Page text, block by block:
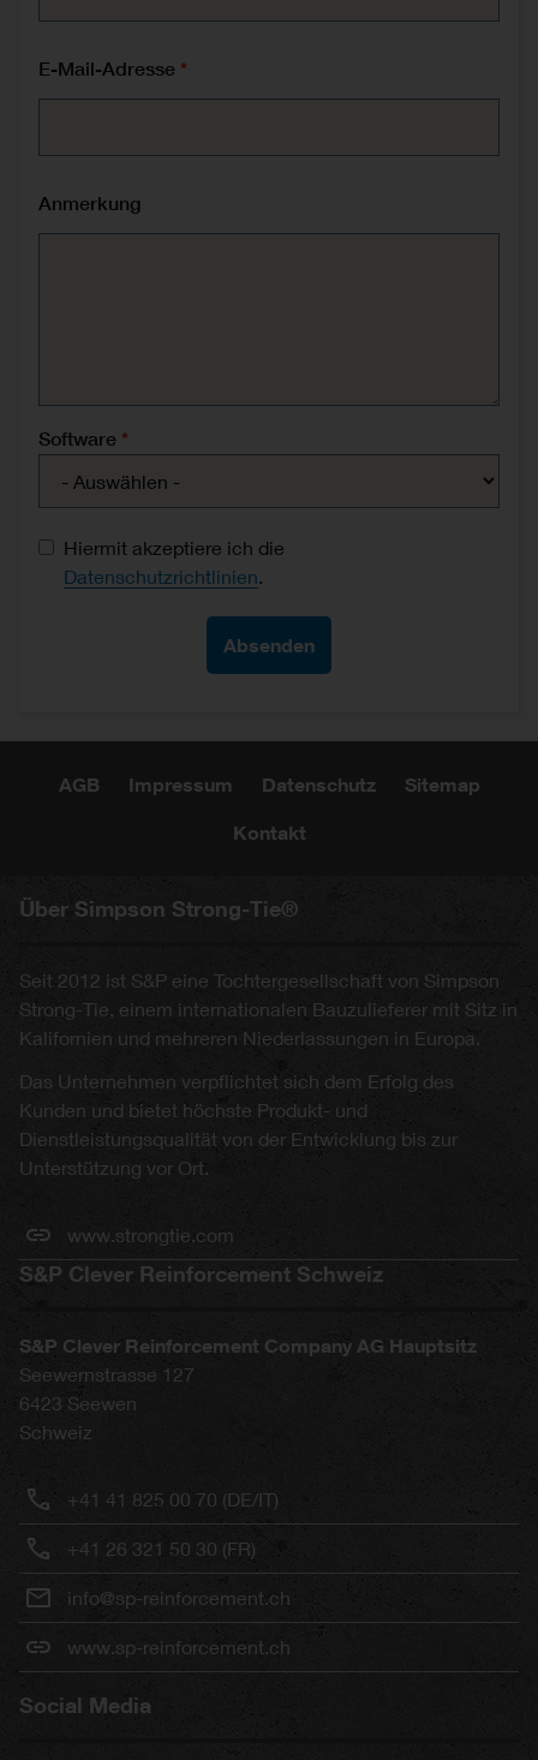
E-Mail-Adresse
Anmerkung
Software
Hiermit akzeptiere ich die
Datenschutzrichtlinien
AGB Impressum Datenschutz Sitemap
Kontakt
Über Simpson Strong-Tie®
Seit 2012 ist S&P eine Tochtergesellschaft von Simpson
Strong-Tie, einem internationalen Bauzulieferer mit Sitz in
Kalifornien und mehreren Niederlassungen in Europa.
Das Unternehmen verpflichtet sich dem Erfolg des
Kunden und bietet höchste Produkt- und
Dienstleistungsqualität von der Entwicklung bis zur
Unterstützung vor Ort.
www.strongtie.com
S&P Clever Reinforcement Schweiz
S&P Clever Reinforcement Company AG Hauptsitz
Seewernstrasse 127
6423 Seewen
Schweiz
+41 41 825 00 70 (DE/IT)
+41 26 321 50 30 (FR)
info@sp-reinforcement.ch
www.sp-reinforcement.ch
Social Media